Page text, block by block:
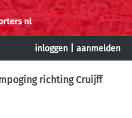
inloggen aanmelden
richting Cruijff